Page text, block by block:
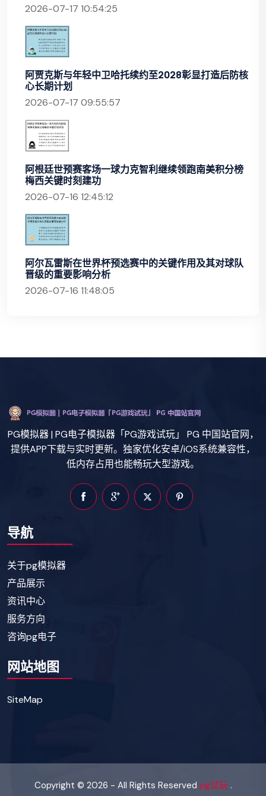
2026-07-17 10:54:25
阿贾克斯与年轻中卫哈托续约至2028彰显打造后防核
心长期计划
2026-07-17 09:55:57
阿根廷世预赛客场一球力克智利继续领跑南美积分榜
梅西关键时刻建功
2026-07-16 12:45:12
阿尔瓦雷斯在世界杯预选赛中的关键作用及其对球队
晋级的重要影响分析
2026-07-16 11:48:05
PG模拟器 | PG电子模拟器「PG游戏试玩」 PG 中国站官网，
提供APP下载与实时更新。独家优化安卓/iOS系统兼容性，
低内存占用也能畅玩大型游戏。
导航
关于pg模拟器
产品展示
资讯中心
服务方向
咨询pg电子
网站地图
SiteMap
Copyright © 2026 - All Rights Reserved pg试玩.